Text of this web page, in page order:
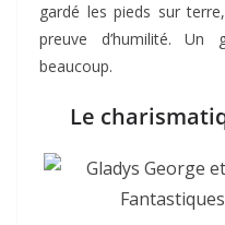
gardé les pieds sur
preuve d’humilité. Un
beaucoup.
Le